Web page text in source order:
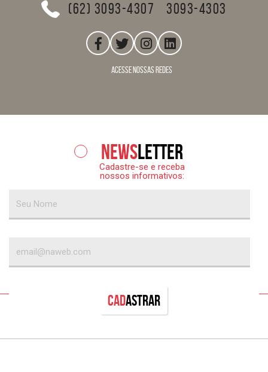
(62) 3093-4307 3093-4303
acesse nossas redes
Newsletter
Cadastre-se e receba
nossos informativos:
Cadastrar